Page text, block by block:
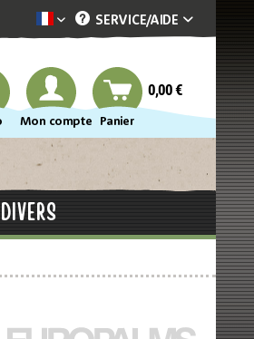
Dekotopia französisch
SERVICE/AIDE
Mon compte Panier
0,00 €
DIVERS